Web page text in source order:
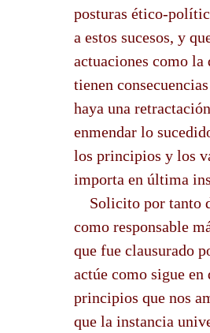
posturas ético-
a estos sucesos, y
actuaciones como la
tienen
haya una
enmendar lo
los principios y los
importa en última
Solicito por tanto
como responsable
que fue clausurado
actúe como sigue en
principios que nos
que la instancia